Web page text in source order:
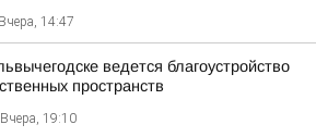
Вчера, 14:47
ведется благоустройство
пространств
Вчера, 19:10